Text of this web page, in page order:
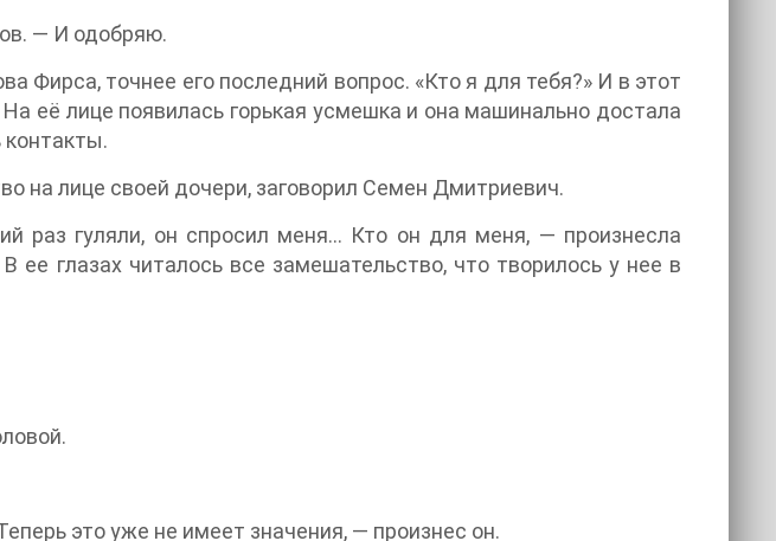
— И одобряю.
Фирса, точнее его последний вопрос. «Кто я для тебя?» И в этот
её лице появилась горькая усмешка и она машинально достала
контакты.
на лице своей дочери, заговорил Семен Дмитриевич.
раз гуляли, он спросил меня… Кто он для меня, — произнесла
ее глазах читалось все замешательство, что творилось у нее в
это уже не имеет значения, — произнес он.